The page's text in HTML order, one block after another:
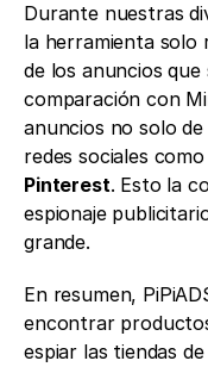
Durante nuestras
la herramienta solo
de los anuncios
comparación con
anuncios no solo de
redes sociales como
Pinterest. Esto la
espionaje
grande.
En resumen,
encontrar
espiar las tiendas